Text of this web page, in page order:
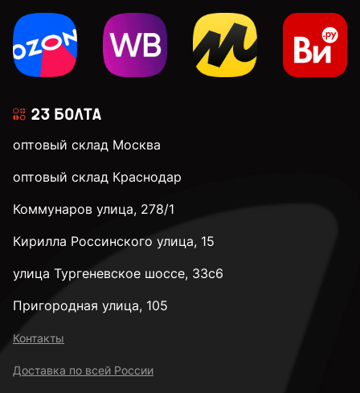
3 мм
3,3 мм
3,4 мм
оптовый склад Москва
оптовый склад Краснодар
Коммунаров улица, 278/1
Кирилла Россинского улица, 15
улица Тургеневское шоссе, 33с6
Пригородная улица, 105
Контакты
Доставка по всей России